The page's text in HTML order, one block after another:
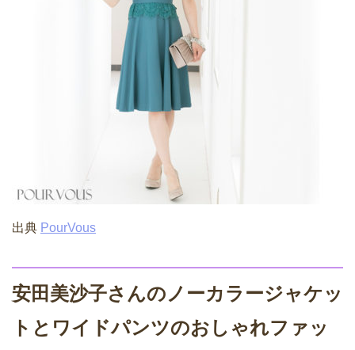
出典 PourVous
安田美沙子さんのノーカラージャケッ
トとワイドパンツのおしゃれファッ